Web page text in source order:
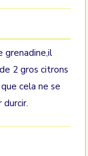
grenadine,il
2 gros citrons
cela ne se
durcir.